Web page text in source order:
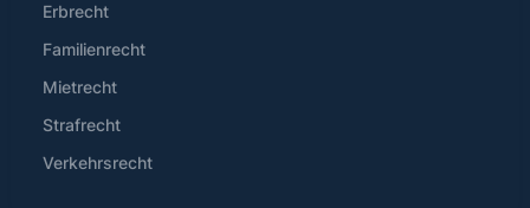
Erbrecht
Familienrecht
Mietrecht
Strafrecht
Verkehrsrecht